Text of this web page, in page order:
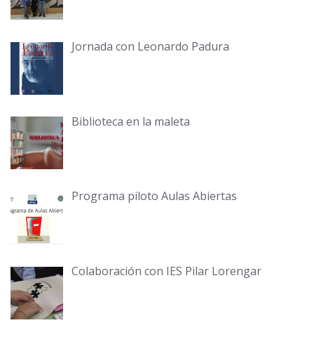
Jornada con Leonardo Padura
Biblioteca en la maleta
Programa piloto Aulas Abiertas
Colaboración con IES Pilar Lorengar